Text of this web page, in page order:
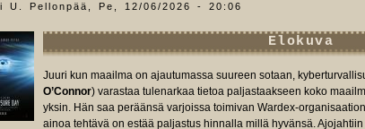
U. Pellonpää Pe, 12/06/2026 - 20:06
Elokuva
Juuri kun maailma on ajautumassa suureen sotaan,
O’Connor) varastaa tulenarkaa tietoa paljastaakseen koko
yksin. Hän saa peräänsä varjoissa toimivan Wardex-
ainoa tehtävä on estää paljastus hinnalla millä hyvänsä.